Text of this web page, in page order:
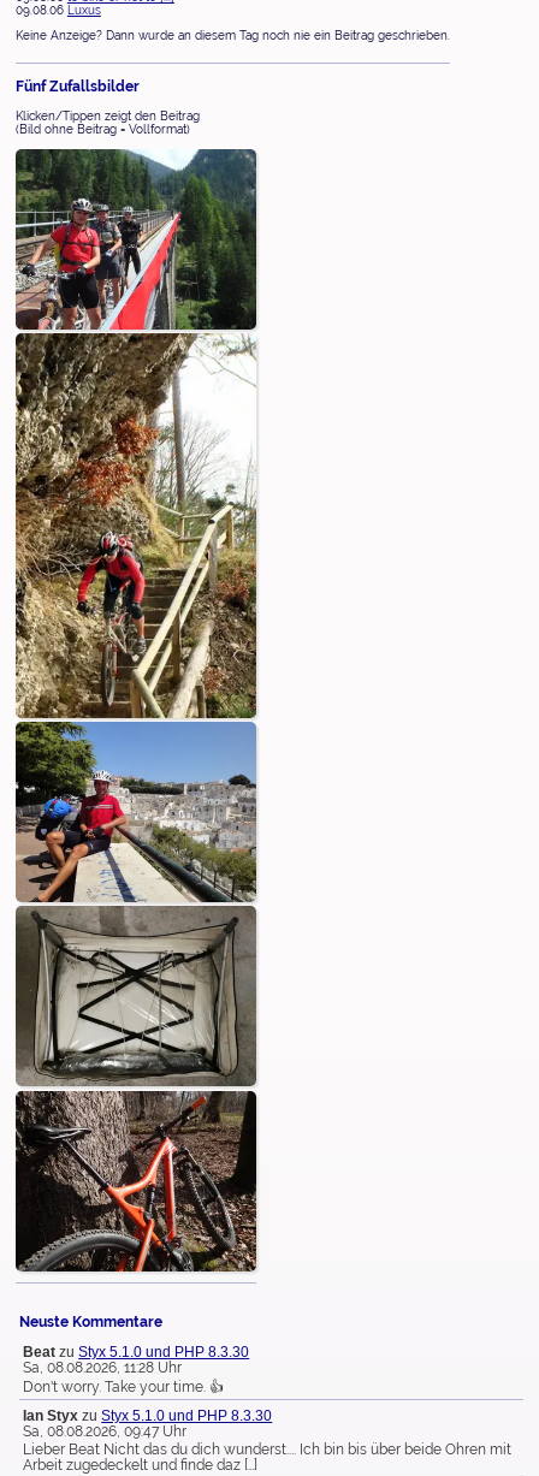
09.08.06 Luxus
Keine Anzeige? Dann wurde an diesem Tag noch nie ein Beitrag geschrieben.
Fünf Zufallsbilder
Klicken/Tippen zeigt den Beitrag
(Bild ohne Beitrag = Vollformat)
Neuste Kommentare
Beat zuStyx 5.1.0 und PHP 8.3.30
Sa, 08.08.2026, 11:28 Uhr
Don't worry. Take your time. 👍
Ian Styx zuStyx 5.1.0 und PHP 8.3.30
Sa, 08.08.2026, 09:47 Uhr
Lieber Beat Nicht das du dich wunderst.... Ich bin bis über beide Ohren mit
Arbeit zugedeckelt und finde daz […]